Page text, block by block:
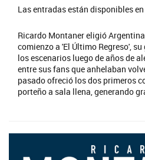
Las entradas están disponibles
Ricardo Montaner eligió
comienzo a 'El Último Regreso',
los escenarios luego de años de
entre sus fans que anhelaban
pasado ofreció los dos primeros
porteño a sala llena, generando